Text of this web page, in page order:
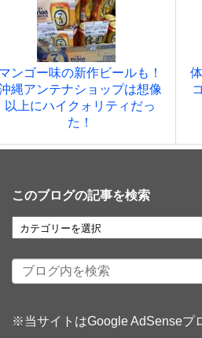
ンゴー味の新作ビールも！
縄アンテナショップは想像
以上にハイクォリティだっ
た！
このブログの記事を検索
※当サイトはGoogle AdSenseプ